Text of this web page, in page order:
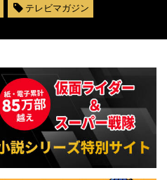
テレビマガジン